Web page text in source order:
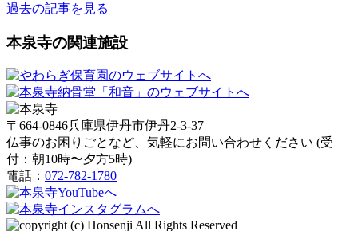
過去の記事を見る
本泉寺の関連施設
〒664-0846兵庫県伊丹市伊丹2-3-37
仏事のお困りごとなど、気軽にお問い合わせください (受
付：朝10時〜夕方5時)
電話： 072-782-1780